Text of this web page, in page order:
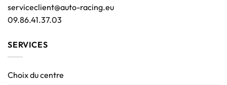
serviceclient@auto-racing.eu
09.86.41.37.03
SERVICES
Choix du centre